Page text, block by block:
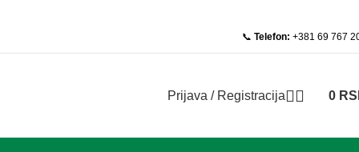
📞 Telefon: +381 69 767
Prijava / Registracija 0